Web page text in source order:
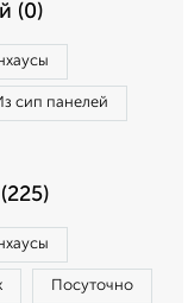
(0)
сип панелей
Посуточно